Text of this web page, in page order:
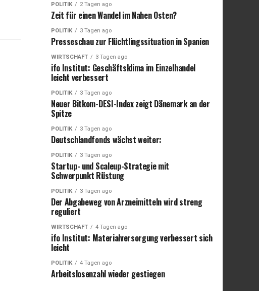
POLITIK 2 Tagen ago
Zeit für einen Wandel im Nahen Osten?
POLITIK 3 Tagen ago
Presseschau zur Flüchtlingssituation in Spanien
WIRTSCHAFT 3 Tagen ago
ifo Institut: Geschäftsklima im Einzelhandel
leicht verbessert
POLITIK 3 Tagen ago
Neuer Bitkom-DESI-Index zeigt Dänemark an der
Spitze
POLITIK 3 Tagen ago
Deutschlandfonds wächst weiter:
POLITIK 3 Tagen ago
Startup- und Scaleup-Strategie mit
Schwerpunkt Rüstung
POLITIK 3 Tagen ago
Der Abgabeweg von Arzneimitteln wird streng
reguliert
WIRTSCHAFT 4 Tagen ago
ifo Institut: Materialversorgung verbessert sich
leicht
POLITIK 4 Tagen ago
Arbeitslosenzahl wieder gestiegen